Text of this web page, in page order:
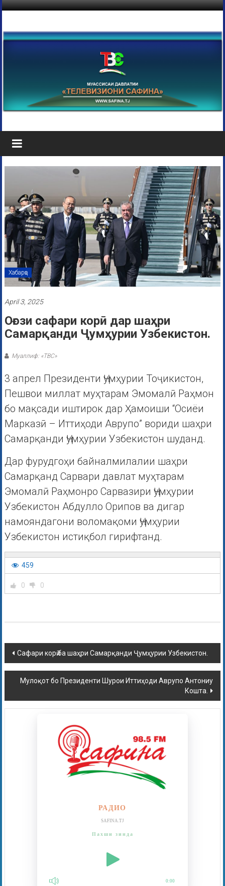
Хабарҳо
April 3, 2025
Оғози сафари корӣ дар шаҳри
Самарқанди Ҷумҳурии Узбекистон.
Муаллиф: «ТВС»
3 апрел Президенти Ҷумҳурии Тоҷикистон,
Пешвои миллат муҳтарам Эмомалӣ Раҳмон
бо мақсади иштирок дар Ҳамоиши “Осиёи
Марказӣ – Иттиҳоди Аврупо” вориди шаҳри
Самарқанди Ҷумҳурии Узбекистон шуданд.
Дар фурудгоҳи байналмилалии шаҳри
Самарқанд Сарвари давлат муҳтарам
Эмомалӣ Раҳмонро Сарвазири Ҷумҳурии
Узбекистон Абдулло Орипов ва дигар
намояндагони воломақоми Ҷумҳурии
Узбекистон истиқбол гирифтанд.
459
0 0
Сафари корӣ ба шаҳри Самарқанди Ҷумҳурии Узбекистон.
Мулоқот бо Президенти Шурои Иттиҳоди Аврупо Антониу
Кошта.
РАДИО
SAFINA.TJ
Пахши зинда
0:00